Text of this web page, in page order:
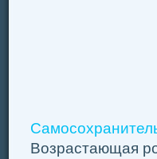
Возрастающая